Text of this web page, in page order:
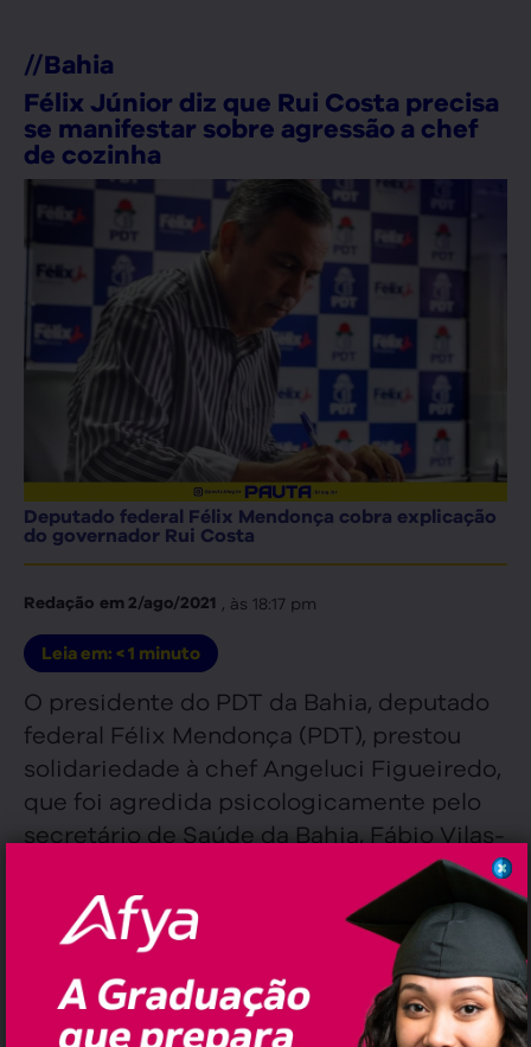
//Bahia
Félix Júnior diz que Rui Costa precisa
se manifestar sobre agressão a chef
de cozinha
Deputado federal Félix Mendonça cobra explicação
do governador Rui Costa
Redação em 2/ago/2021 , às 18:17 pm
Leia em: < 1 minuto
O presidente do PDT da Bahia, deputado
federal Félix Mendonça (PDT), prestou
solidariedade à chef Angeluci Figueiredo,
que foi agredida psicologicamente pelo
secretário de Saúde da Bahia, Fábio Vilas-
pedetista cobrou ainda uma manifestação
por parte do governador Rui Costa sobre
“Minha irrestrita solidariedade à chef,